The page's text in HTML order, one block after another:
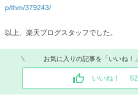
p/thm/379243/
以上、楽天ブログスタッフでした。
お気に入りの記事を「いいね！
いいね！